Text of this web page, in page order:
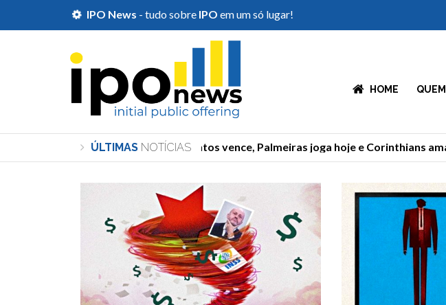
IPO News - tudo sobre IPO em um só lugar!
HOME
ÚLTIMAS NOTÍCIAS
Copa do Brasil: Santos vence, Palmeiras joga hoje e Corinthians amanhã